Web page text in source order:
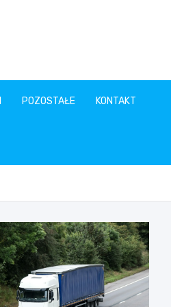
POZOSTAŁE KONTAKT